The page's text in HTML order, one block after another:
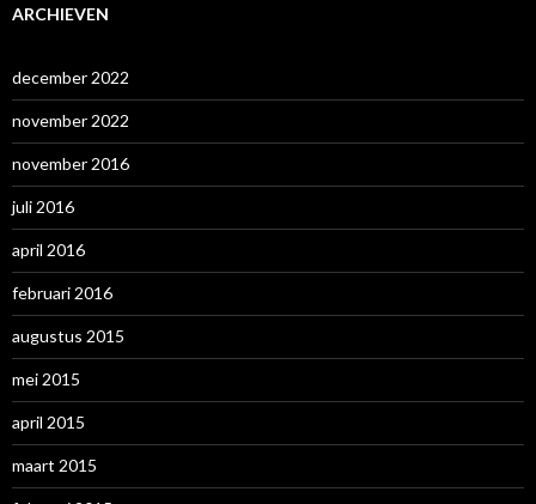
ARCHIEVEN
december 2022
november 2022
november 2016
juli 2016
april 2016
februari 2016
augustus 2015
mei 2015
april 2015
maart 2015